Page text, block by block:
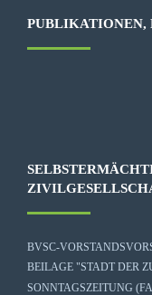
PUBLIKATIONEN,
BVSC-
BEILAGE "STADT DER
SONNTAGSZEITUNG